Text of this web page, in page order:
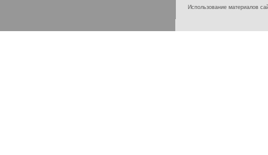
Использование материалов